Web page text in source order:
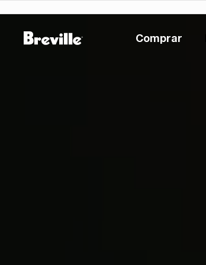
Comprar
Comprar